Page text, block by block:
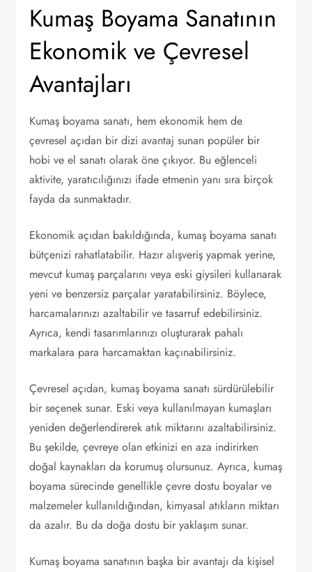
Kumaş Boyama Sanatının
Ekonomik ve Çevresel
Avantajları
Kumaş boyama sanatı, hem ekonomik hem de
çevresel açıdan bir dizi avantaj sunan popüler bir
hobi ve el sanatı olarak öne çıkıyor. Bu eğlenceli
aktivite, yaratıcılığınızı ifade etmenin yanı sıra birçok
fayda da sunmaktadır.
Ekonomik açıdan bakıldığında, kumaş boyama sanatı
bütçenizi rahatlatabilir. Hazır alışveriş yapmak yerine,
mevcut kumaş parçalarını veya eski giysileri kullanarak
yeni ve benzersiz parçalar yaratabilirsiniz. Böylece,
harcamalarınızı azaltabilir ve tasarruf edebilirsiniz.
Ayrıca, kendi tasarımlarınızı oluşturarak pahalı
markalara para harcamaktan kaçınabilirsiniz.
Çevresel açıdan, kumaş boyama sanatı sürdürülebilir
bir seçenek sunar. Eski veya kullanılmayan kumaşları
yeniden değerlendirerek atık miktarını azaltabilirsiniz.
Bu şekilde, çevreye olan etkinizi en aza indirirken
doğal kaynakları da korumuş olursunuz. Ayrıca, kumaş
boyama sürecinde genellikle çevre dostu boyalar ve
malzemeler kullanıldığından, kimyasal atıkların miktarı
da azalır. Bu da doğa dostu bir yaklaşım sunar.
Kumaş boyama sanatının başka bir avantajı da kişisel